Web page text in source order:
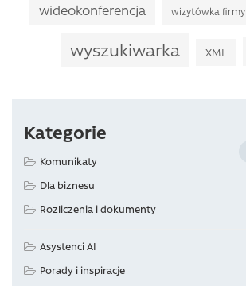
wideokonferencja wizytówka firmy
wyszukiwarka XML
Kategorie
Komunikaty
Dla biznesu
Rozliczenia i dokumenty
Asystenci AI
Porady i inspiracje